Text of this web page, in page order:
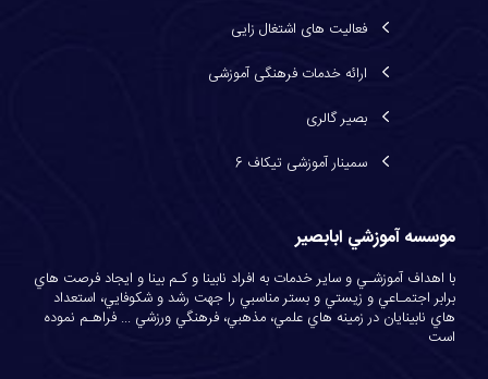
فعاليت های اشتغال زايی
ارائه خدمات فرهنگی آموزشی
بصیر گالری
سمینار آموزشی تیکاف 6
موسسه آموزشي ابابصير
با اهداف آموزشـي و ساير خدمات به افراد نابينا و كـم بينا و ايجاد فرصت هاي
برابر اجتمـاعي و زيستي و بستر مناسبي را جهت رشد و شكوفايي، استعداد
هاي نابينايان در زمينه هاي علمي، مذهبي، فرهنگي ورزشي ... فراهـم نموده
است